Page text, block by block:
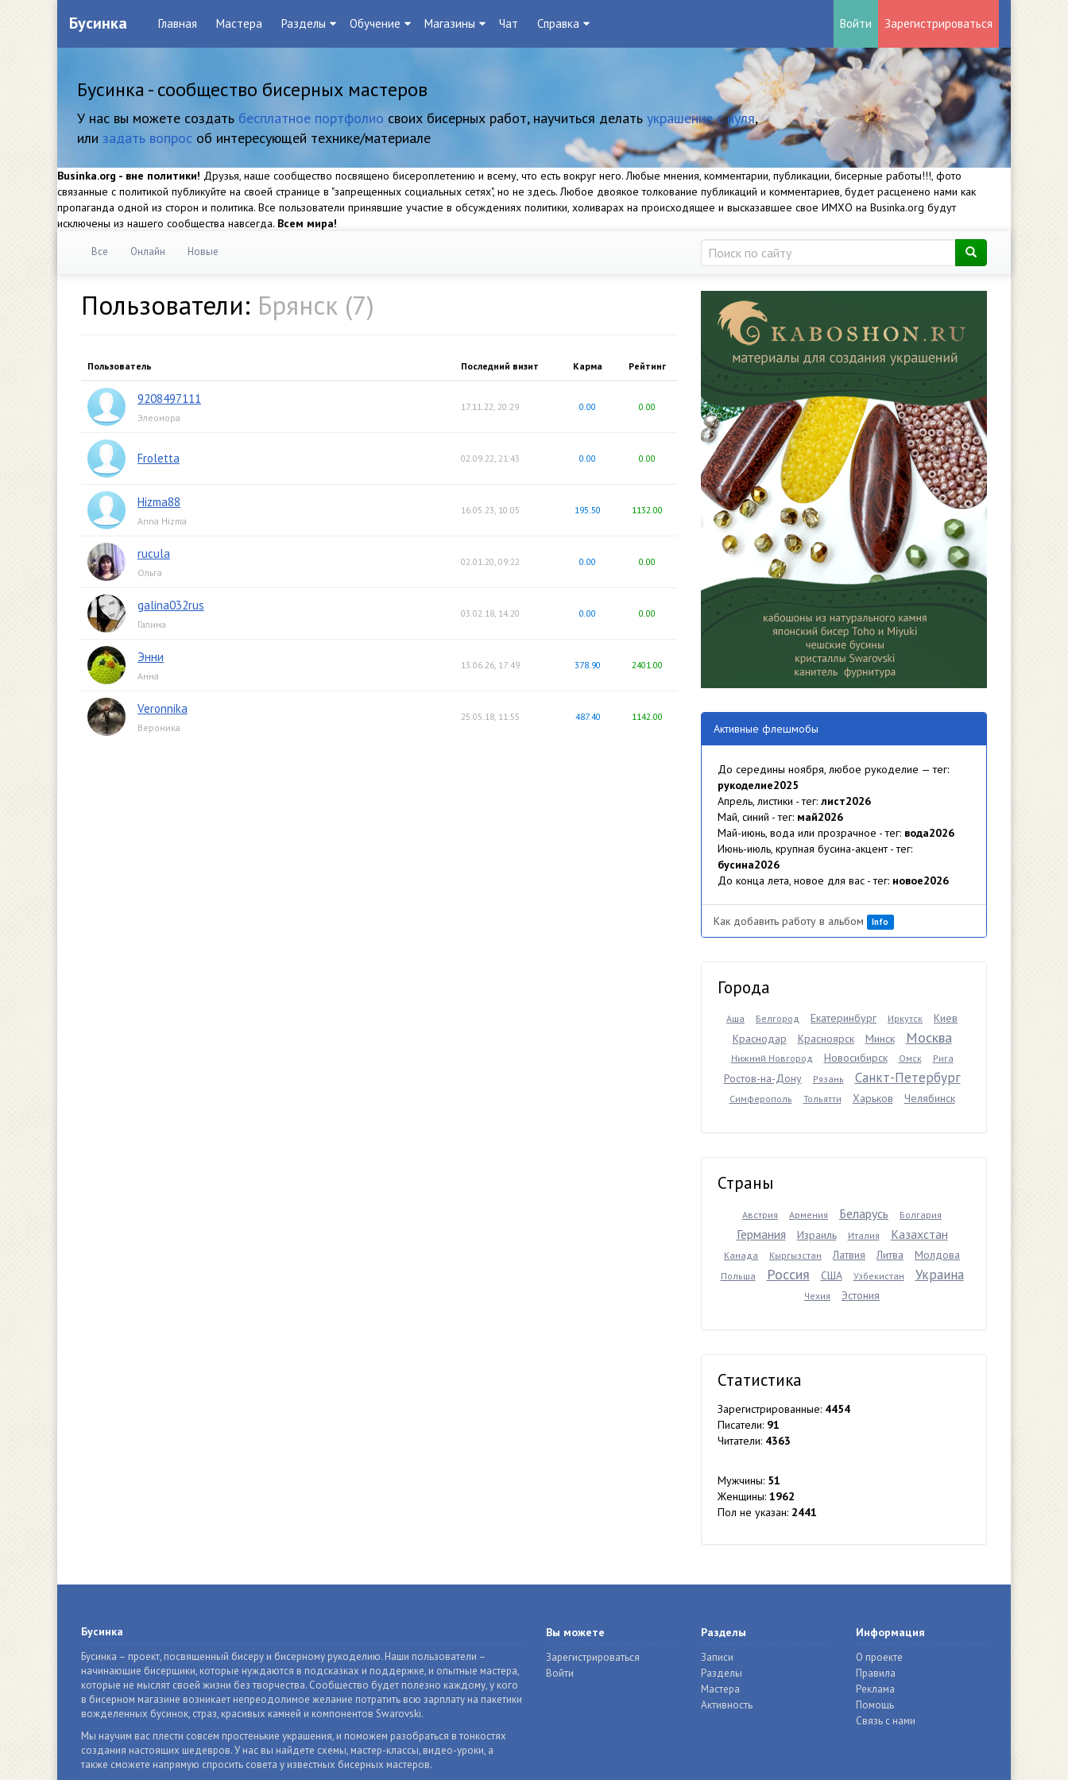
Бусинка Главная Мастера Разделы Обучение Магазины Чат Справка Войти Зарегистрироваться
Бусинка - сообщество бисерных мастеров
У нас вы можете создать бесплатное портфолио своих бисерных работ, научиться делать украшение с нуля,
или задать вопрос об интересующей технике/материале
Businka.org - вне политики! Друзья, наше сообщество посвящено бисероплетению и всему, что есть вокруг него. Любые мнения, комментарии, публикации, бисерные работы!!!, фото
связанные с политикой публикуйте на своей странице в "запрещенных социальных сетях", но не здесь. Любое двоякое толкование публикаций и комментариев, будет расценено нами как
пропаганда одной из сторон и политика. Все пользователи принявшие участие в обсуждениях политики, холиварах на происходящее и высказавшее свое ИМХО на Businka.org будут
исключены из нашего сообщества навсегда. Всем мира!
Все Онлайн Новые
Пользователи: Брянск (7)
Пользователь Последний визит Карма Рейтинг
9208497111
Элеонора
17.11.22, 20:29 0.00 0.00
Froletta 02.09.22, 21:43 0.00 0.00
Hizma88
Anna Hizma
16.05.23, 10:05 195.50 1132.00
rucula
Ольга
02.01.20, 09:22 0.00 0.00
galina032rus
Галина
03.02.18, 14:20 0.00 0.00
Энни
Анна
13.06.26, 17:49 378.90 2401.00
Veronnika
Вероника
25.05.18, 11:55 487.40 1142.00
Активные флешмобы
До середины ноября, любое рукоделие — тег:
рукоделие2025
Апрель, листики - тег: лист2026
Май, синий - тег: май2026
Май-июнь, вода или прозрачное - тег: вода2026
Июнь-июль, крупная бусина-акцент - тег:
бусина2026
До конца лета, новое для вас - тег: новое2026
Как добавить работу в альбом Info
Города
Аша Белгород Екатеринбург Иркутск
Киев
Краснодар
Красноярск Минск Москва
Нижний Новгород Новосибирск Омск Рига
Ростов-на-Дону Рязань Санкт-Петербург
Симферополь Тольятти Харьков Челябинск
Страны
Австрия Армения Беларусь Болгария
Германия Израиль Италия Казахстан
Канада Кыргызстан Латвия Литва Молдова
Польша Россия США Узбекистан Украина
Чехия Эстония
Статистика
Зарегистрированные: 4454
Писатели: 91
Читатели: 4363
Мужчины: 51
Женщины: 1962
Пол не указан: 2441
Бусинка
Бусинка – проект, посвященный бисеру и бисерному рукоделию. Наши пользователи –
начинающие бисерщики, которые нуждаются в подсказках и поддержке, и опытные мастера,
которые не мыслят своей жизни без творчества. Сообщество будет полезно каждому, у кого
в бисерном магазине возникает непреодолимое желание потратить всю зарплату на пакетики
вожделенных бусинок, страз, красивых камней и компонентов Swarovski.
Мы научим вас плести совсем простенькие украшения, и поможем разобраться в тонкостях
создания настоящих шедевров. У нас вы найдете схемы, мастер-классы, видео-уроки, а
также сможете напрямую спросить совета у известных бисерных мастеров.
Вы можете
Зарегистрироваться
Войти
Разделы
Записи
Разделы
Мастера
Активность
Информация
О проекте
Правила
Реклама
Помощь
Связь с нами